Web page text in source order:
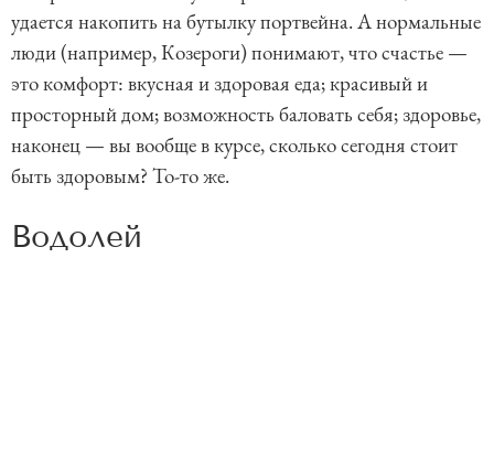
удается накопить на бутылку портвейна. А нормальные
люди (например, Козероги) понимают, что счастье —
это комфорт: вкусная и здоровая еда; красивый и
просторный дом; возможность баловать себя; здоровье,
наконец — вы вообще в курсе, сколько сегодня стоит
быть здоровым? То-то же.
Водолей